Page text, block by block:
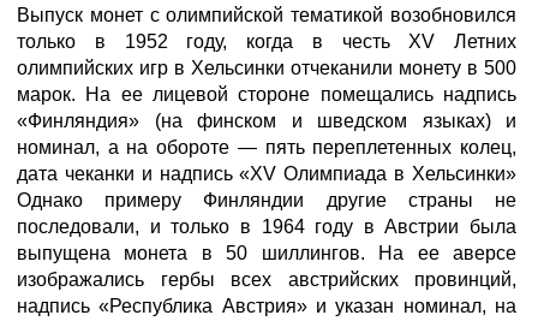
Выпуск монет с олимпийской тематикой возобновился
только в 1952 году, когда в честь XV Летних
олимпийских игр в Хельсинки отчеканили монету в 500
марок. На ее лицевой стороне помещались надпись
«Финляндия» (на финском и шведском языках) и
номинал, а на обороте — пять переплетенных колец,
дата чеканки и надпись «XV Олимпиада в Хельсинки»
Однако примеру Финляндии другие страны не
последовали, и только в 1964 году в Австрии была
выпущена монета в 50 шиллингов. На ее аверсе
изображались гербы всех австрийских провинций,
надпись «Республика Австрия» и указан номинал, на